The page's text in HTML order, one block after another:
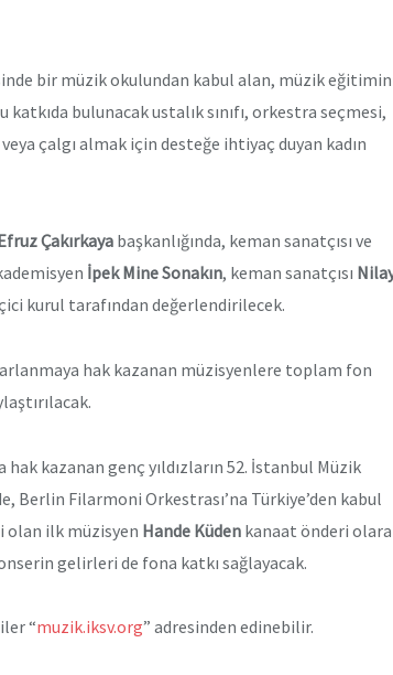
bir müzik okulundan kabul alan, müzik
bulunacak ustalık sınıfı, orkestra seçmesi,
çalgı almak için desteğe ihtiyaç duyan kadın
Çakırkayabaşkanlığında, keman sanatçısı ve
İpek Mine Sonakın, keman sanatçısı
kurul tarafından değerlendirilecek.
hak kazanan müzisyenlere toplam fon
hak kazanan genç yıldızların 52. İstanbul Müzik
Berlin Filarmoni Orkestrası’na Türkiye’den kabul
olan ilk müzisyen Hande Küden kanaat önderi
gelirleri de fona katkı sağlayacak.
“muzik.iksv.org” adresinden edinebilir.